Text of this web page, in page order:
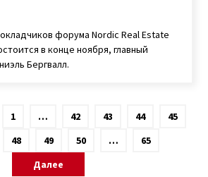
форума Nordic Real Estate
в конце ноября, главный
Бергвалл.
1 … 42 43 44
45
48 49 50 …
65
Далее